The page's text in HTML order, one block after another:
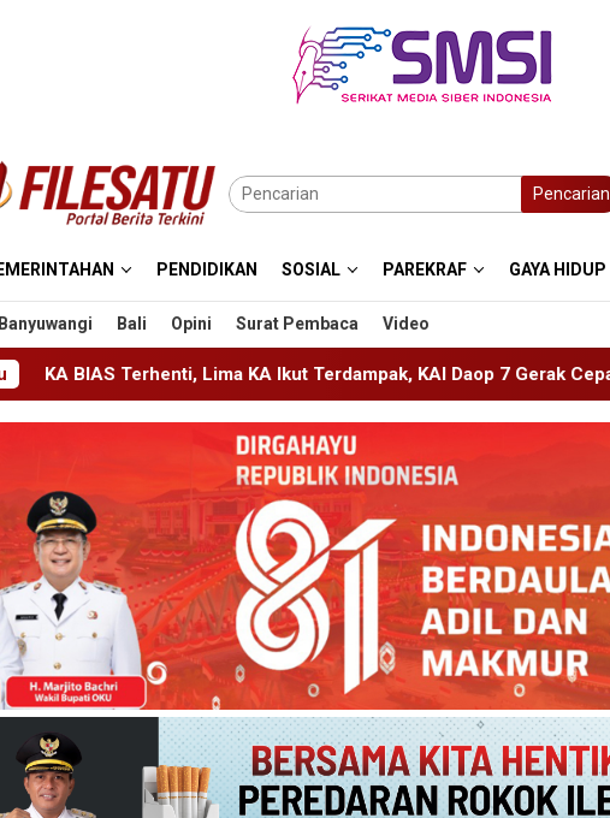
Pencarian
PENDIDIKAN SOSIAL PAREKRAF GAYA HIDUP
Banyuwangi Bali Opini Surat Pembaca Video
KA Ikut Terdampak, KAI Daop 7 Gerak Cepat Pulihkan Layanan